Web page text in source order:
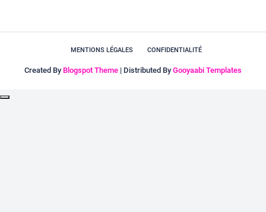
MENTIONS LÉGALES CONFIDENTIALITÉ
Created By Blogspot Theme | Distributed By Gooyaabi Templates